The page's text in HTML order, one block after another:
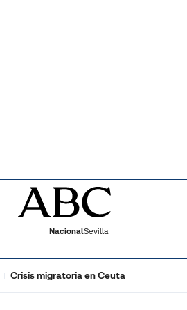
NacionalSevilla
Crisis migratoria en Ceuta